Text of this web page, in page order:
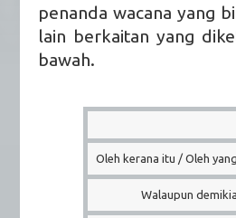
penanda wacana yang
lain berkaitan yang
bawah.
Oleh kerana itu / Oleh
Walaupun